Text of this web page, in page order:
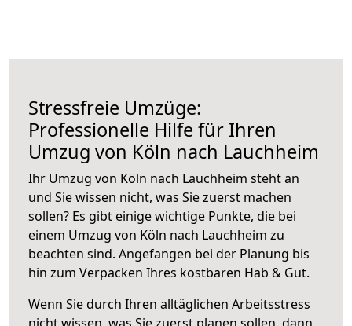
Stressfreie Umzüge:
Professionelle Hilfe für Ihren
Umzug von Köln nach Lauchheim
Ihr Umzug von Köln nach Lauchheim steht an
und Sie wissen nicht, was Sie zuerst machen
sollen? Es gibt einige wichtige Punkte, die bei
einem Umzug von Köln nach Lauchheim zu
beachten sind. Angefangen bei der Planung bis
hin zum Verpacken Ihres kostbaren Hab & Gut.
Wenn Sie durch Ihren alltäglichen Arbeitsstress